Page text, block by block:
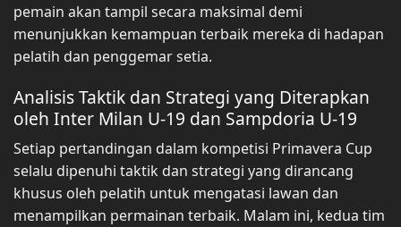
pemain akan tampil secara maksimal demi
menunjukkan kemampuan terbaik mereka di hadapan
pelatih dan penggemar setia.
Analisis Taktik dan Strategi yang Diterapkan
oleh Inter Milan U-19 dan Sampdoria U-19
Setiap pertandingan dalam kompetisi Primavera Cup
selalu dipenuhi taktik dan strategi yang dirancang
khusus oleh pelatih untuk mengatasi lawan dan
menampilkan permainan terbaik. Malam ini, kedua tim